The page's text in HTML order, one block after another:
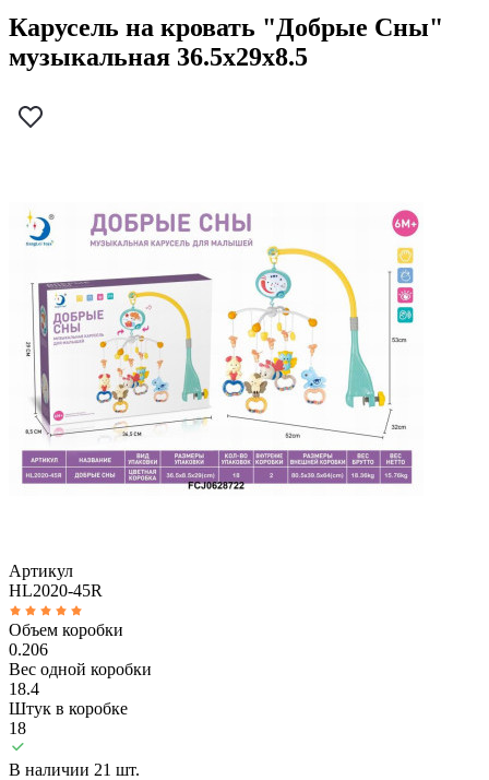
Карусель на кровать "Добрые Сны"
музыкальная 36.5х29х8.5
Артикул
HL2020-45R
Объем коробки
0.206
Вес одной коробки
18.4
Штук в коробке
18
В наличии 21 шт.